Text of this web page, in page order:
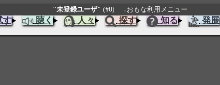
"未登録ユーザ" (#0) ↓おもな利用メニュー
聴く 人々 探す 知る 発展